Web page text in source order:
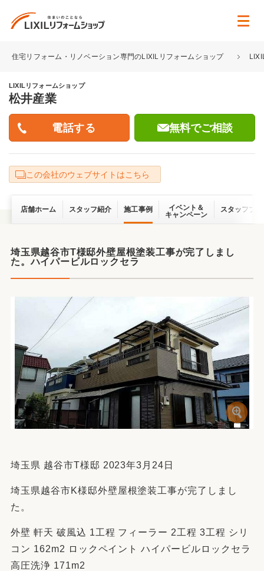
住宅リフォーム・リノベーション専門のLIXILリフォームショップ
LIXILリフォームショップ
松井産業
無料でご相談
この会社のウェブサイトはこちら
店舗ホーム スタッフ紹介 施工事例
イベント＆
キャンペーン
スタッフブ
埼玉県越谷市T様邸外壁屋根塗装工事が完了しまし
た。ハイパービルロックセラ
埼玉県 越谷市T様邸 2023年3月24日
埼玉県越谷市K様邸外壁屋根塗装工事が完了しまし
た。
外壁 軒天 破風込 1工程 フィーラー 2工程 3工程 シリ
コン 162m2 ロックペイント ハイパービルロックセラ
高圧洗浄 171m2